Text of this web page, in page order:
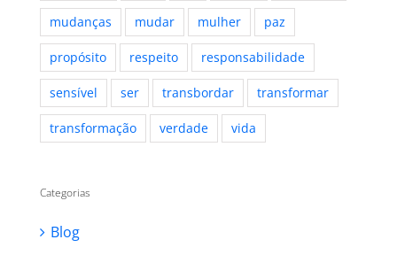
forte força gratidao intuir intuição
liberdade livre luz mente mudança
mudanças mudar mulher paz
propósito respeito responsabilidade
sensível ser transbordar transformar